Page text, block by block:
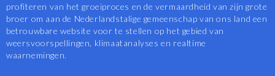
profiteren van het groeiproces en de vermaardheid van zijn grote
broer om aan de Nederlandstalige gemeenschap van ons land een
betrouwbare website voor te stellen op het gebied van
weersvoorspellingen, klimaatanalyses en realtime
waarnemingen.